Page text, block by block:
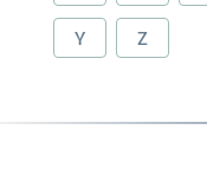
Y Z